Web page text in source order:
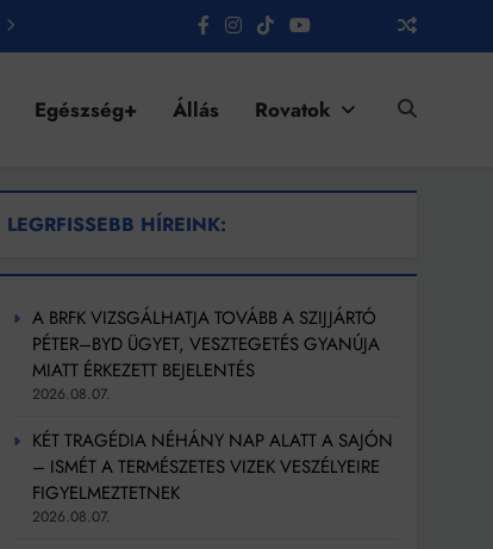
Egészség+ Állás Rovatok
LEGRFISSEBB HÍREINK:
A BRFK VIZSGÁLHATJA TOVÁBB A SZIJJÁRTÓ
PÉTER–BYD ÜGYET, VESZTEGETÉS GYANÚJA
MIATT ÉRKEZETT BEJELENTÉS
2026.08.07.
KÉT TRAGÉDIA NÉHÁNY NAP ALATT A SAJÓN
– ISMÉT A TERMÉSZETES VIZEK VESZÉLYEIRE
FIGYELMEZTETNEK
2026.08.07.